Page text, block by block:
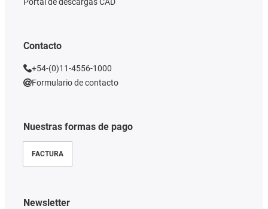
Nuestras formas de pago
FACTURA
Contacto
+54-(0)11-4556-1000
Formulario de contacto
Newsletter